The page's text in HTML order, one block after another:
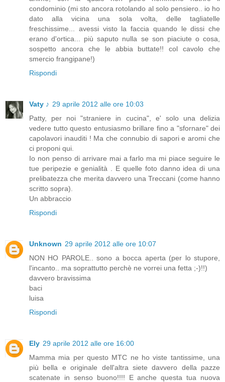
condominio (mi sto ancora rotolando al solo pensiero.. io ho
dato alla vicina una sola volta, delle tagliatelle
freschissime... avessi visto la faccia quando le dissi che
erano d'ortica... più saputo nulla se son piaciute o cosa,
sospetto ancora che le abbia buttate!! col cavolo che
smercio frangipane!)
Rispondi
Vaty ♪ 29 aprile 2012 alle ore 10:03
Patty, per noi "straniere in cucina", e' solo una delizia
vedere tutto questo entusiasmo brillare fino a "sfornare" dei
capolavori inauditi ! Ma che connubio di sapori e aromi che
ci proponi qui.
Io non penso di arrivare mai a farlo ma mi piace seguire le
tue peripezie e genialità . E quelle foto danno idea di una
prelibatezza che merita davvero una Treccani (come hanno
scritto sopra).
Un abbraccio
Rispondi
Unknown 29 aprile 2012 alle ore 10:07
NON HO PAROLE.. sono a bocca aperta (per lo stupore,
l'incanto.. ma soprattutto perchè ne vorrei una fetta ;-)!!)
davvero bravissima
baci
luisa
Rispondi
Ely 29 aprile 2012 alle ore 16:00
Mamma mia per questo MTC ne ho viste tantissime, una
più bella e originale dell'altra siete davvero della pazze
scatenate in senso buono!!!! E anche questa tua nuova